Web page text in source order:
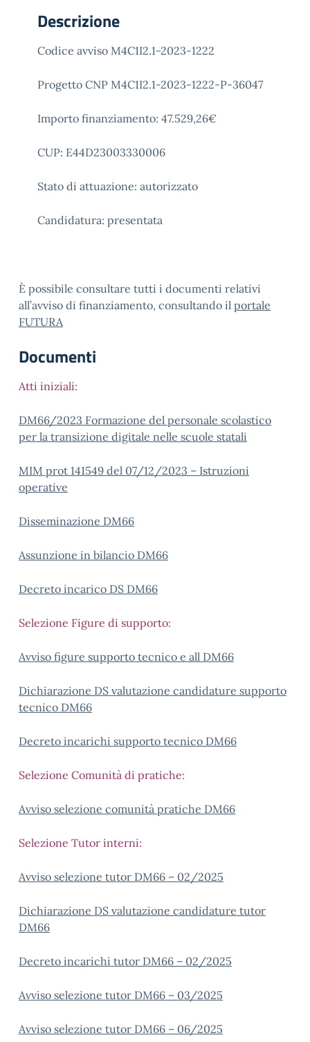
Descrizione
Codice avviso M4C1I2.1-2023-1222
Progetto CNP M4C1I2.1-2023-1222-P-36047
Importo finanziamento: 47.529,26€
CUP: E44D23003330006
Stato di attuazione: autorizzato
Candidatura: presentata
È possibile consultare tutti i documenti relativi
all’avviso di finanziamento, consultando il portale
FUTURA
Documenti
Atti iniziali:
DM66/2023 Formazione del personale scolastico
per la transizione digitale nelle scuole statali
MIM prot 141549 del 07/12/2023 – Istruzioni
operative
Disseminazione DM66
Assunzione in bilancio DM66
Decreto incarico DS DM66
Selezione Figure di supporto:
Avviso figure supporto tecnico e all DM66
Dichiarazione DS valutazione candidature supporto
tecnico DM66
Decreto incarichi supporto tecnico DM66
Selezione Comunità di pratiche:
Avviso selezione comunità pratiche DM66
Selezione Tutor interni:
Avviso selezione tutor DM66 – 02/2025
Dichiarazione DS valutazione candidature tutor
DM66
Decreto incarichi tutor DM66 – 02/2025
Avviso selezione tutor DM66 – 03/2025
Avviso selezione tutor DM66 – 06/2025